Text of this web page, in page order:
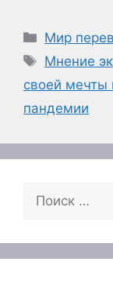
Рубрики
Мир
Метки
Мнение
своей мечты
пандемии
Поиск: